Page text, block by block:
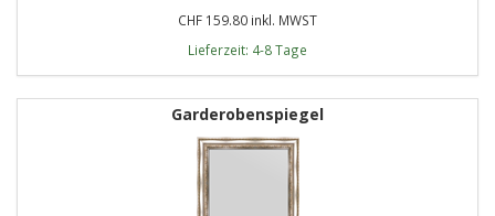
CHF 159.80 inkl. MWST
Lieferzeit: 4-8 Tage
Garderobenspiegel